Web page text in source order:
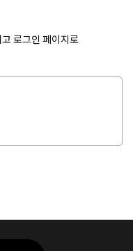
로그인 페이지로